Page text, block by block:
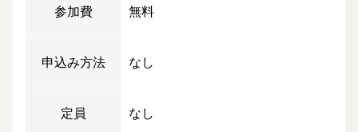
参加費 無料
申込み方法 なし
定員 なし